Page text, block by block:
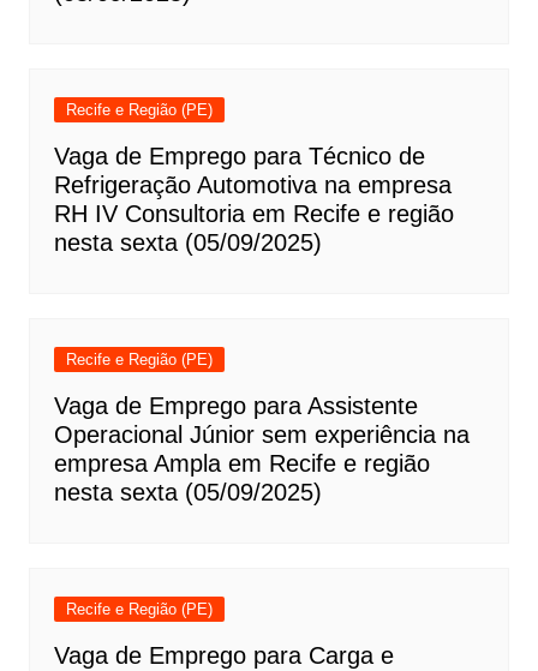
Recife e Região (PE)
Vaga de Emprego para Técnico de
Refrigeração Automotiva na empresa
RH IV Consultoria em Recife e região
nesta sexta (05/09/2025)
Recife e Região (PE)
Vaga de Emprego para Assistente
Operacional Júnior sem experiência na
empresa Ampla em Recife e região
nesta sexta (05/09/2025)
Recife e Região (PE)
Vaga de Emprego para Carga e